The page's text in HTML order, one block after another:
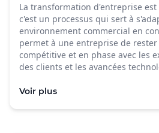
La transformation d'entreprise
c'est un processus qui sert à
environnement commercial en
permet à une entreprise de
compétitive et en phase avec les
des clients et les avancées
Voir plus